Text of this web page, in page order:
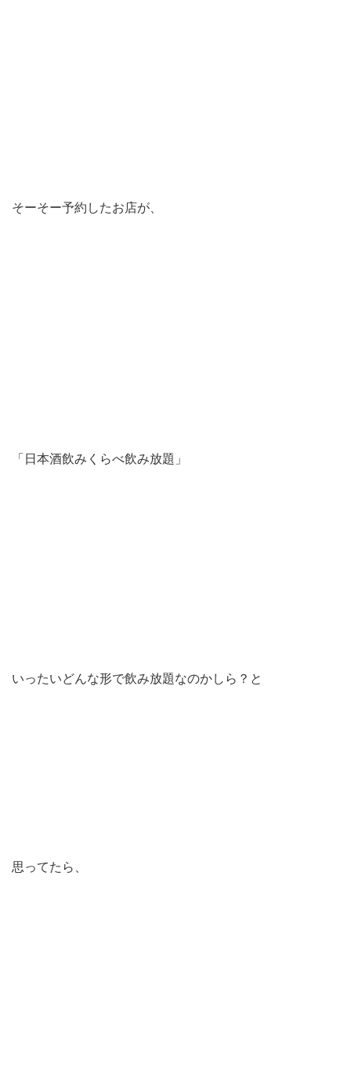
そーそー予約したお店が、
「日本酒飲みくらべ飲み放題」
いったいどんな形で飲み放題なのかしら？と
思ってたら、